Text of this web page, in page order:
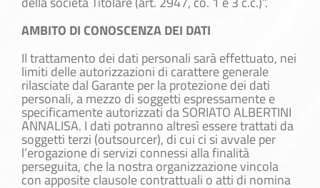
AMBITO DI CONOSCENZA DEI DATI
Il trattamento dei dati personali sarà effettuato, nei
limiti delle autorizzazioni di carattere generale
rilasciate dal Garante per la protezione dei dati
personali, a mezzo di soggetti espressamente e
specificamente autorizzati da SORIATO ALBERTINI
ANNALISA. I dati potranno altresì essere trattati da
soggetti terzi (outsourcer), di cui ci si avvale per
l’erogazione di servizi connessi alla finalità
perseguita, che la nostra organizzazione vincola
con apposite clausole contrattuali o atti di nomina